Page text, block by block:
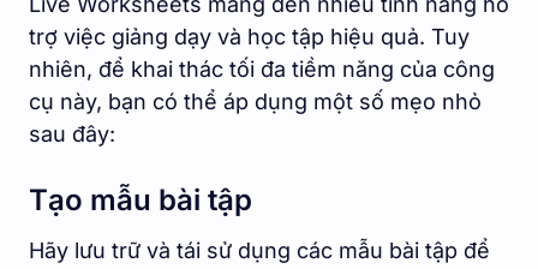
trợ việc giảng dạy và học tập hiệu quả. Tuy
nhiên, để khai thác tối đa tiềm năng của công
cụ này, bạn có thể áp dụng một số mẹo nhỏ
sau đây:
Tạo mẫu bài tập
Hãy lưu trữ và tái sử dụng các mẫu bài tập để